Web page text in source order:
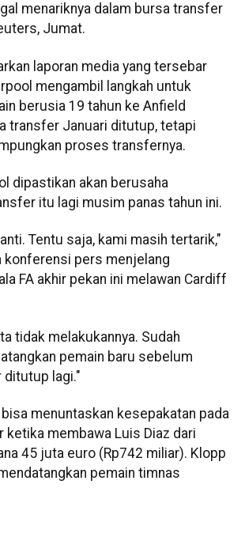
menariknya dalam bursa transfer
Jumat.
laporan media yang tersebar
mengambil langkah untuk
berusia 19 tahun ke Anfield
transfer Januari ditutup, tetapi
proses transfernya.
dipastikan akan berusaha
itu lagi musim panas tahun ini.
Tentu saja, kami masih tertarik,"
konferensi pers menjelang
FA akhir pekan ini melawan Cardiff
tidak melakukannya. Sudah
pemain baru sebelum
lagi."
menuntaskan kesepakatan pada
membawa Luis Diaz dari
45 juta euro (Rp742 miliar). Klopp
pemain timnas